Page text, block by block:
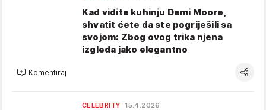
Kad vidite kuhinju Demi Moore,
shvatit ćete da ste pogriješili sa
svojom: Zbog ovog trika njena
izgleda jako elegantno
Komentiraj
CELEBRITY 15.4.2026.